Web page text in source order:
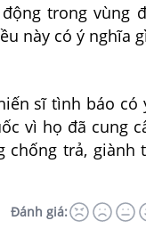
trong vùng
này có ý nghĩa
sĩ tình báo có
vì họ đã cung
trả, giành
Đánh giá: